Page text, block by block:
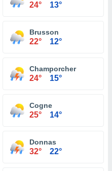
24° 13°
Brusson
22° 12°
Champorcher
24° 15°
Cogne
25° 14°
Donnas
32° 22°